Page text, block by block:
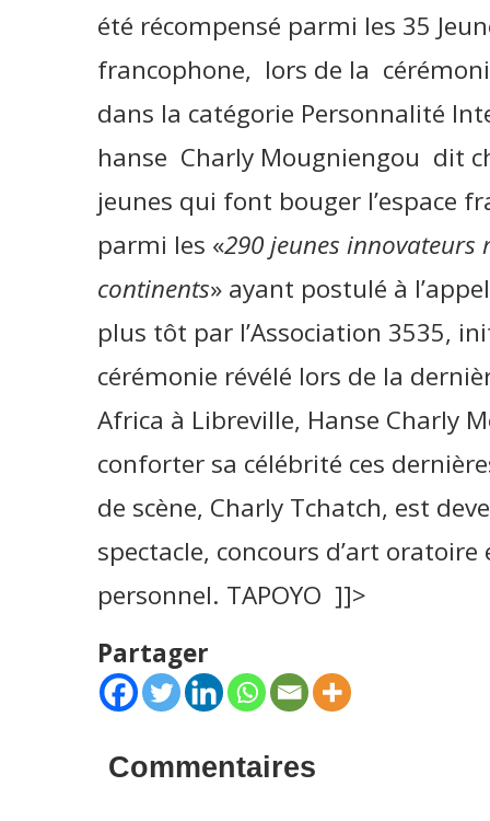
été récompensé parmi les 35
francophone, lors de la
dans la catégorie Personnalité
hanse Charly Mougniengou dit
jeunes qui font bouger l’espace
parmi les «290 jeunes innovateurs
continents» ayant postulé à
plus tôt par l’Association 3535,
cérémonie révélé lors de la
Africa à Libreville, Hanse Charly
conforter sa célébrité ces
de scène, Charly Tchatch, est
spectacle, concours d’art
personnel. TAPOYO ]]>
Partager
Commentaires